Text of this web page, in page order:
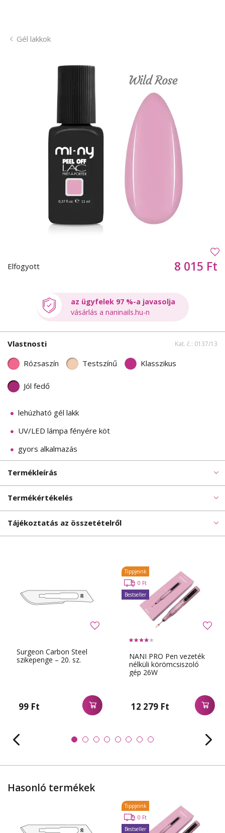
Gél lakkok
Elfogyott 8 015 Ft
az ügyfelek 97 %-a javasolja
vásárlás a naninails.hu-n
Vlastnosti Kat. č.: 0137/13
Rózsaszín Testszínű Klasszikus
Jól fedő
lehúzható gél lakk
UV/LED lámpa fényére köt
gyors alkalmazás
Termékleírás
Termékértékelés
Tájékoztatás az összetételről
Surgeon Carbon Steel
szikepenge – 20. sz.
99 Ft
NANI PRO Pen vezeték
nélküli körömcsiszoló
gép 26W
12 279 Ft
Tippjeink
0 Ft
Bestseller
Hasonló termékek
Tippjeink
0 Ft
Bestseller